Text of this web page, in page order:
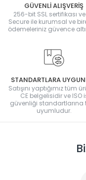
GÜVENLİ ALIŞVERİŞ
256-bit SSL sertifikası
Secure ile kurumsal ve
ödemeleriniz güvence
STANDARTLARA
Satışını yaptığımız tüm
CE belgelisidir ve ISO
güvenliği standartlarına
uyumludur.